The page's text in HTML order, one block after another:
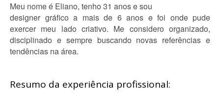
Meu nome é Eliano, tenho 31 anos e sou
designer gráfico a mais de 6 anos e foi onde pude
exercer meu lado criativo. Me considero organizado,
disciplinado e sempre buscando novas referências e
tendências na área.
Resumo da experiência profissional: